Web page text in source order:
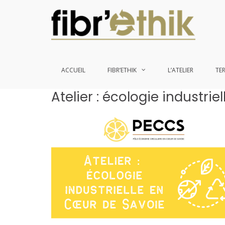
ACCUEIL FIBR’ETHIK L’ATELIER
Atelier : écologie